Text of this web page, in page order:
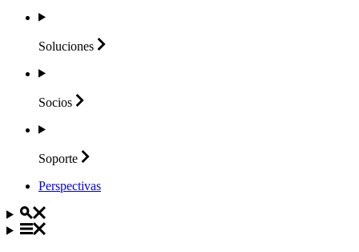
Soluciones
Socios
Soporte
Perspectivas